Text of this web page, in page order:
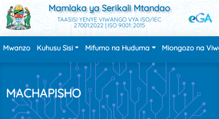
Mamlaka ya Serikali Mtandao
TAASISI YENYE VIWANGO VYA ISO/IEC
27001:2022 | ISO 9001: 2015
Mwanzo Kuhusu Sisi Mifumo na Huduma Miongozo na
MACHAPISHO